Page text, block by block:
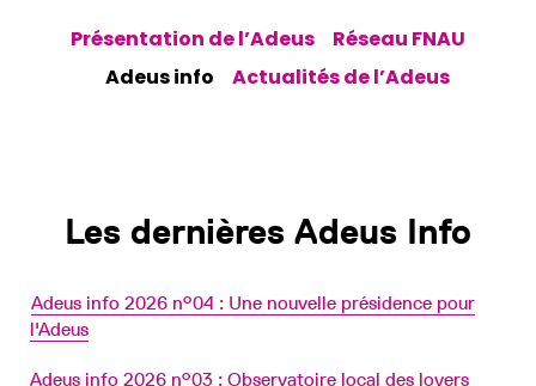
Présentation de l’Adeus
Réseau FNAU
Adeus info Actualités de l’Adeus
Les dernières Adeus Info
Adeus info 2026 n°04 : Une nouvelle présidence pour
l'Adeus
Adeus info 2026 n°03 : Observatoire local des loyers